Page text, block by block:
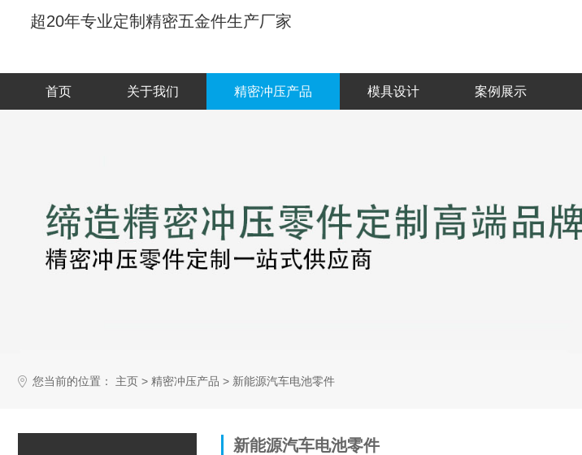
超20年专业定制精密五金件生产厂家
首页 关于我们 精密冲压产品 模具设计 案例展示
您当前的位置： 主页 > 精密冲压产品 > 新能源汽车电池零件
新能源汽车电池零件